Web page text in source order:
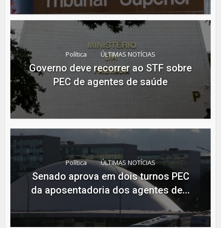
Política ÚLTIMAS NOTÍCIAS
Governo deve recorrer ao STF sobre
PEC de agentes de saúde
Política ÚLTIMAS NOTÍCIAS
Senado aprova em dois turnos PEC
da aposentadoria dos agentes de...